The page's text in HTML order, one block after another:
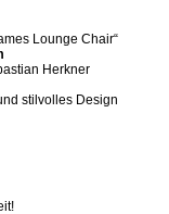
Lounge Chair“
Herkner
stilvolles Design